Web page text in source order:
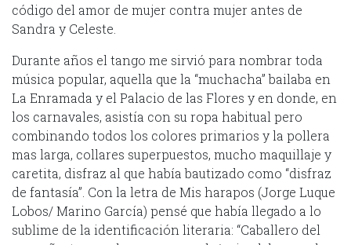
código del amor de mujer contra mujer antes de
Sandra y Celeste.
Durante años el tango me sirvió para nombrar toda
música popular, aquella que la “muchacha” bailaba en
La Enramada y el Palacio de las Flores y en donde, en
los carnavales, asistía con su ropa habitual pero
combinando todos los colores primarios y la pollera
mas larga, collares superpuestos, mucho maquillaje y
caretita, disfraz al que había bautizado como “disfraz
de fantasía”. Con la letra de Mis harapos (Jorge Luque
Lobos/ Marino García) pensé que había llegado a lo
sublime de la identificación literaria: “Caballero del